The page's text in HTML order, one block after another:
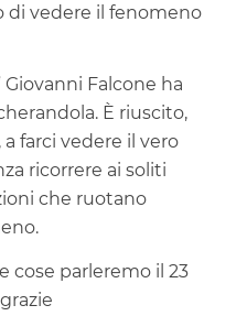
di vedere il fenomeno
Giovanni Falcone ha
È riuscito,
farci vedere il vero
ricorrere ai soliti
che ruotano
cose parleremo il 23